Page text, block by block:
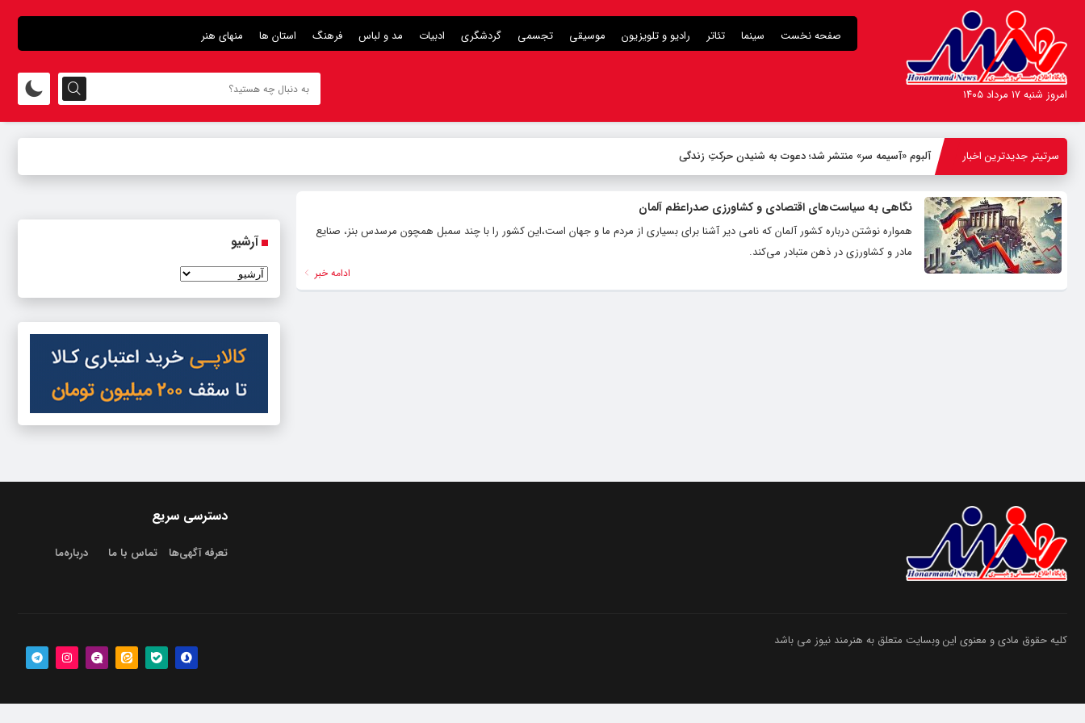
صفحه نخست سینما تئاتر رادیو و تلویزیون موسیقی تجسمی گردشگری ادبیات مد و لباس فرهنگ استان ها منهای هنر
امروز شنبه ۱۷ مرداد ۱۴۰۵
سرتیتر جدیدترین اخبار آلبوم «آسیمه سر» منتشر شد؛ دعوت به شنیدن حرکتِ زندگی
نگاهی به سیاست‌های اقتصادی و کشاورزی صدراعظم آلمان
همواره نوشتن درباره کشور آلمان که نامی دیر آشنا برای بسیاری از مردم ما و جهان است،این کشور را با چند سمبل همچون مرسدس بنز، صنایع
مادر و کشاورزی در ذهن متبادر می‌کند.
ادامه خبر
آرشیو
دسترسی سریع
تعرفه آگهی‌ها تماس با ما درباره‌‌ما
کلیه حقوق مادی و معنوی این وبسایت متعلق به هنرمند نیوز می باشد